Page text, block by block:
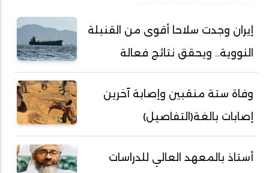
إيران وجدت سلاحا أقوى من القنبلة
النووية.. ويحقق نتائج فعالة
وفاة ستة منقبين وإصابة آخرين
إصابات بالغة(التفاصيل)
أستاذ بالمعهد العالي للدراسات